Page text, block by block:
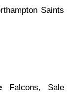
Saints
Falcons, Sale